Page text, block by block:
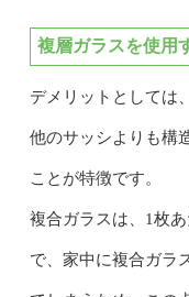
複層ガラスを使用
デメリットとしては
他のサッシよりも構
ことが特徴です。
複合ガラスは、1枚
で、家中に複合ガラ